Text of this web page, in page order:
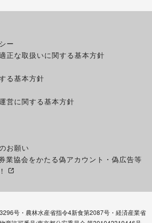
ー
正な取扱いに関する基本方針
る基本方針
営に関する基本方針
お願い
業協会をかたる偽アカウント・偽広告等
号・農林水産省指令4新食第2087号・経済産業省